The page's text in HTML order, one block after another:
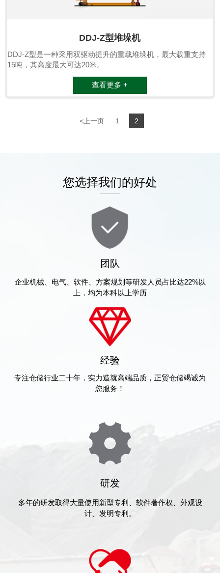
DDJ-Z型堆垛机
DDJ-Z型是一种采用双驱动提升的重载堆垛机，最大载重支持
15吨，其高度最大可达20米。
查看更多 +
<上一页 1 2
您选择我们的好处
团队
企业机械、电气、软件、方案规划等研发人员占比达22%以
上，均为本科以上学历
经验
专注仓储行业二十年，实力造就高端品质，正贸仓储竭诚为
您服务！
研发
多年的研发取得大量使用新型专利、软件著作权、外观设
计、发明专利。